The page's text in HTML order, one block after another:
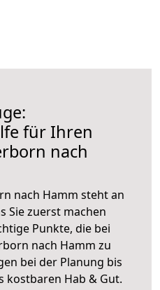
für Ihren
nach
nach Hamm steht an
Sie zuerst machen
Punkte, die bei
nach Hamm zu
bei der Planung bis
kostbaren Hab & Gut.